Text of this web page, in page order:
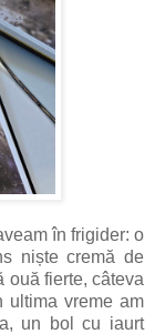
în frigider: o
niște cremă de
ouă fierte, câteva
ultima vreme am
un bol cu iaurt